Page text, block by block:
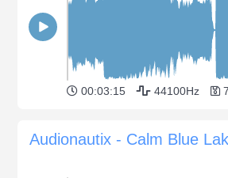
00:03:15 44100Hz
Audionautix - Calm Blue